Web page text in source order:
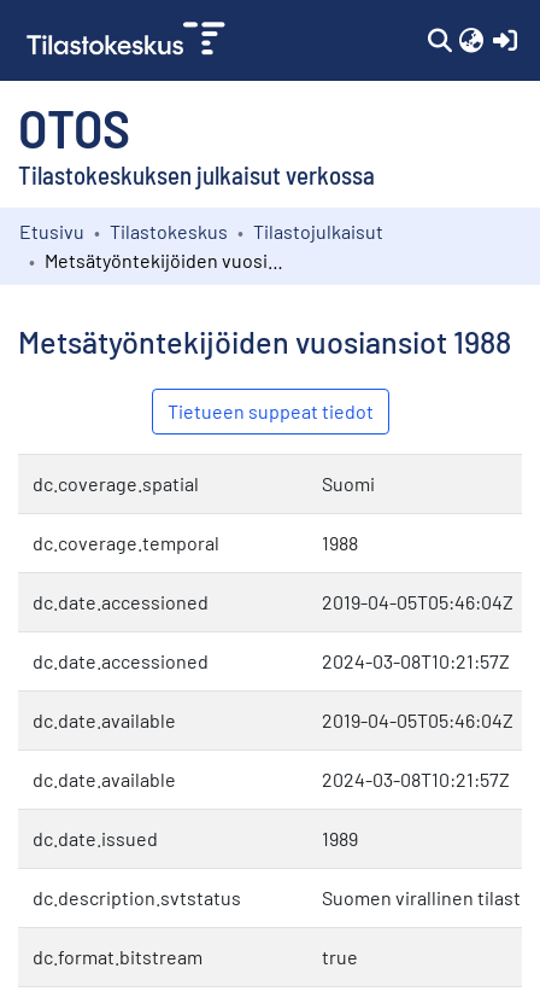
OTOS
Tilastokeskuksen julkaisut verkossa
Kokoelmat
Etusivu Tilastokeskus
Tilastojulkaisut
Metsätyöntekijöiden vuosiansiot 1988
Tietueen suppeat tiedot
dc.coverage.spatial Suomi
dc.coverage.temporal 1988
dc.date.accessioned 2019-04-05T05:46:04Z
dc.date.accessioned 2024-03-08T10:21:57Z
dc.date.available 2019-04-05T05:46:04Z
dc.date.available 2024-03-08T10:21:57Z
dc.date.issued 1989
dc.description.svtstatus Suomen virallinen tilasto
dc.format.bitstream true